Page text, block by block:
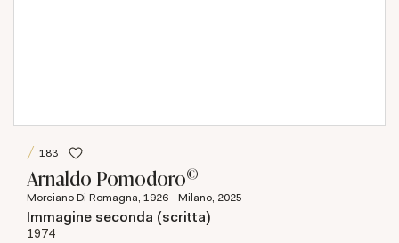
183
Arnaldo Pomodoro©
Morciano Di Romagna, 1926 - Milano, 2025
Immagine seconda (scritta)
1974